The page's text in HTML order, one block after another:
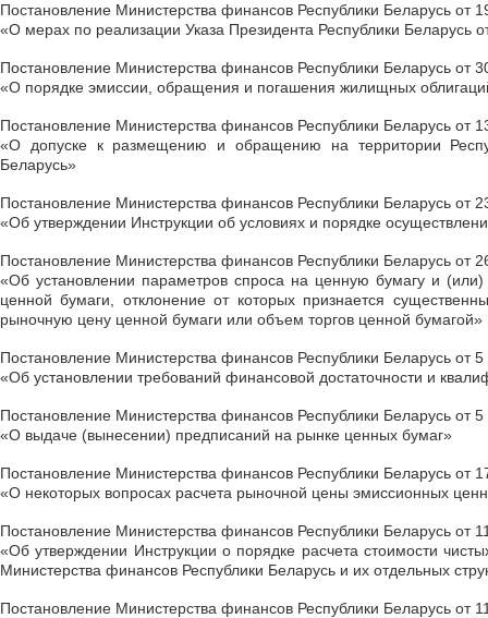
Постановление Министерства финансов Республики Беларусь от
«О мерах по реализации Указа Президента Республики Беларусь
Постановление Министерства финансов Республики Беларусь от
«О порядке эмиссии, обращения и погашения жилищных
Постановление Министерства финансов Республики Беларусь от
«О допуске к размещению и обращению на территории
Беларусь»
Постановление Министерства финансов Республики Беларусь от
«Об утверждении Инструкции об условиях и порядке
Постановление Министерства финансов Республики Беларусь от
«Об установлении параметров спроса на ценную бумагу и
ценной бумаги, отклонение от которых признается
рыночную цену ценной бумаги или объем торгов ценной бумагой»
Постановление Министерства финансов Республики Беларусь от
«Об установлении требований финансовой достаточности и
Постановление Министерства финансов Республики Беларусь от
«О выдаче (вынесении) предписаний на рынке ценных бумаг»
Постановление Министерства финансов Республики Беларусь от
«О некоторых вопросах расчета рыночной цены эмиссионных
Постановление Министерства финансов Республики Беларусь от
«Об утверждении Инструкции о порядке расчета стоимости
Министерства финансов Республики Беларусь и их отдельных
Постановление Министерства финансов Республики Беларусь от